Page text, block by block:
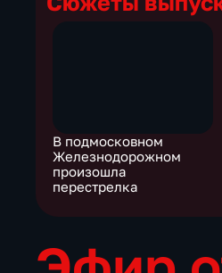
В подмосковном
Железнодорожном
произошла
перестрелка